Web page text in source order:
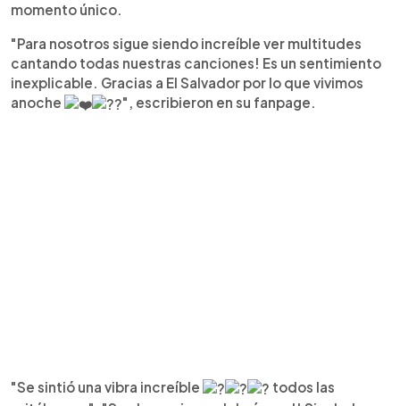
momento único.
"Para nosotros sigue siendo increíble ver multitudes
cantando todas nuestras canciones! Es un sentimiento
inexplicable. Gracias a El Salvador por lo que vivimos
anoche
", escribieron en su fanpage.
"Se sintió una vibra increíble
todos las